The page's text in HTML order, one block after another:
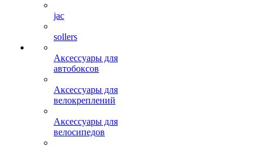
jac
sollers
Аксессуары для
автобоксов
Аксессуары для
велокреплений
Аксессуары для
велосипедов